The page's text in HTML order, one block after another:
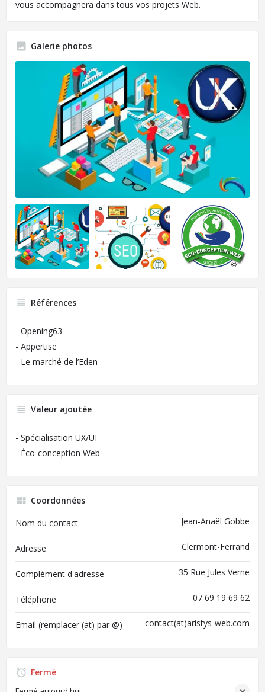
vous accompagnera dans tous vos projets Web.
Galerie photos
Références
- Opening63
- Appertise
- Le marché de l’Eden
Valeur ajoutée
- Spécialisation UX/UI
- Éco-conception Web
Coordonnées
Nom du contact
Jean-Anaël Gobbe
Adresse Clermont-Ferrand
Complément d'adresse 35 Rue Jules Verne
Téléphone 07 69 19 69 62
Email (remplacer (at) par @) contact(at)aristys-web.com
Fermé